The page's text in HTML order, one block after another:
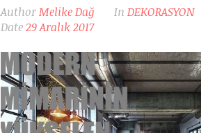
AuthorMelike Dağ In DEKORASYON
Date29 Aralık 2017